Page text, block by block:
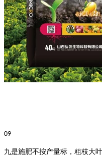
09
九是施肥不按产量标，粗枝大叶